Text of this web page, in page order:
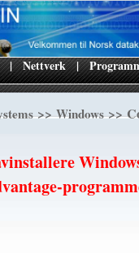
| Nettverk |
>>Windows>>